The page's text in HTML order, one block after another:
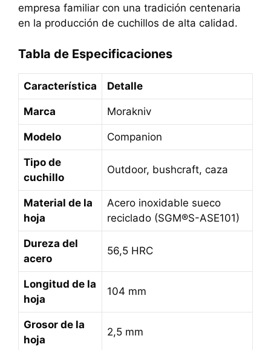
empresa familiar con una tradición centenaria
en la producción de cuchillos de alta calidad.
Tabla de Especificaciones
Característica Detalle
Marca Morakniv
Modelo Companion
Tipo de
cuchillo
Outdoor, bushcraft, caza
Material de la
hoja
Acero inoxidable sueco
reciclado (SGM®S-ASE101)
Dureza del
acero
56,5 HRC
Longitud de la
hoja
104 mm
Grosor de la
hoja
2,5 mm